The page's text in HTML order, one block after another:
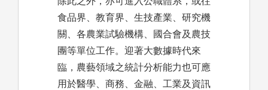
食品界、教育界、生技產業、研究機
關、各農業試驗機構、國合會及農技
團等單位工作。迎著大數據時代來
臨，農藝領域之統計分析能力也可應
用於醫學、商務、金融、工業及資訊